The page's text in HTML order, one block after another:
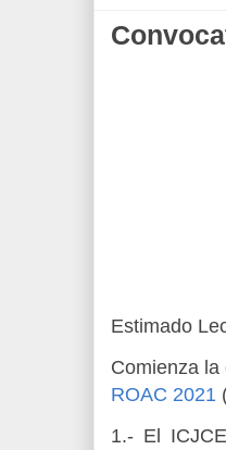
Estimado
Comienza
ROAC 2021
1.- El